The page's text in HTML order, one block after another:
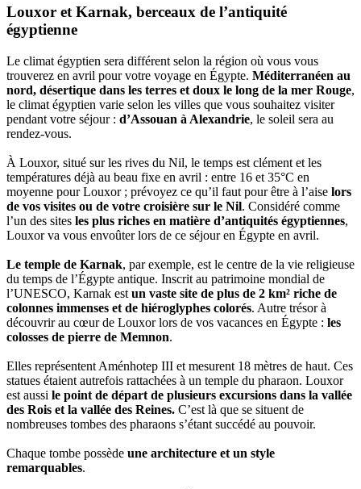
Louxor et Karnak, berceaux de l’antiquité
égyptienne
Le climat égyptien sera différent selon la région où vous vous
trouverez en avril pour votre voyage en Égypte. Méditerranéen au
nord, désertique dans les terres et doux le long de la mer Rouge,
le climat égyptien varie selon les villes que vous souhaitez visiter
pendant votre séjour : d’Assouan à Alexandrie, le soleil sera au
rendez-vous.
À Louxor, situé sur les rives du Nil, le temps est clément et les
températures déjà au beau fixe en avril : entre 16 et 35°C en
moyenne pour Louxor ; prévoyez ce qu’il faut pour être à l’aise lors
de vos visites ou de votre croisière sur le Nil. Considéré comme
l’un des sites les plus riches en matière d’antiquités égyptiennes,
Louxor va vous envoûter lors de ce séjour en Égypte en avril.
Le temple de Karnak, par exemple, est le centre de la vie religieuse
du temps de l’Égypte antique. Inscrit au patrimoine mondial de
l’UNESCO, Karnak est un vaste site de plus de 2 km² riche de
colonnes immenses et de hiéroglyphes colorés. Autre trésor à
découvrir au cœur de Louxor lors de vos vacances en Égypte : les
colosses de pierre de Memnon.
Elles représentent Aménhotep III et mesurent 18 mètres de haut. Ces
statues étaient autrefois rattachées à un temple du pharaon. Louxor
est aussi le point de départ de plusieurs excursions dans la vallée
des Rois et la vallée des Reines. C’est là que se situent de
nombreuses tombes des pharaons s’étant succédé au pouvoir.
Chaque tombe possède une architecture et un style
remarquables.